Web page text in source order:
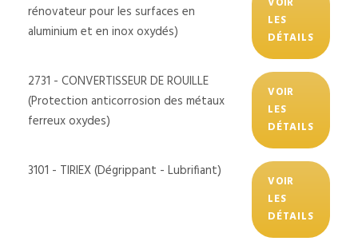
rénovateur pour les surfaces en
aluminium et en inox oxydés)
LES
DÉTAILS
2731 - CONVERTISSEUR DE ROUILLE
(Protection anticorrosion des métaux
ferreux oxydes)
VOIR
LES
DÉTAILS
3101 - TIRIEX (Dégrippant - Lubrifiant)
VOIR
LES
DÉTAILS